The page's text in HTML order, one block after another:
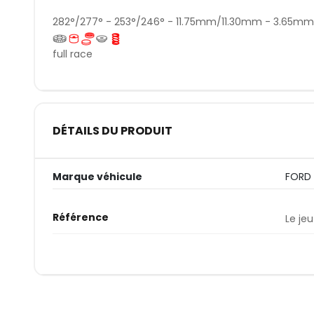
282°/277° - 253°/246° - 11.75mm/11.30mm -
full race
DÉTAILS DU PRODUIT
Marque véhicule FORD
Référence Le jeu